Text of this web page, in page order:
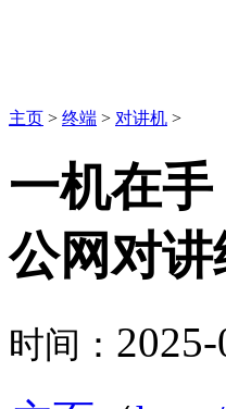
主页 > 终端 > 对讲机 >
一机在
公网对讲
时间：